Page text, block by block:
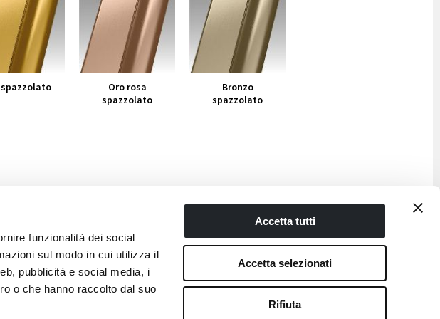
funzionalità dei social
sul modo in cui utilizza il
pubblicità e social media, i
o che hanno raccolto dal suo
Accetta tutti
Accetta selezionati
Rifiuta
spazzolato
Oro rosa
spazzolato
Bronzo
spazzolato